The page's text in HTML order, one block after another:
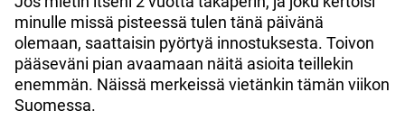
minulle missä pisteessä tulen tänä päivänä
olemaan, saattaisin pyörtyä innostuksesta. Toivon
pääseväni pian avaamaan näitä asioita teillekin
enemmän. Näissä merkeissä vietänkin tämän viikon
Suomessa.